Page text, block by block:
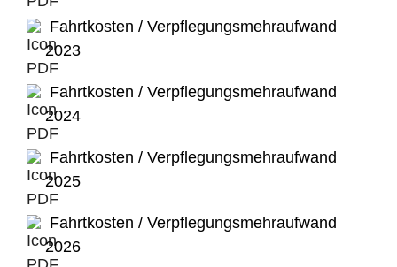
Fahrtkosten / Verpflegungsmehraufwand
2023
Fahrtkosten / Verpflegungsmehraufwand
2024
Fahrtkosten / Verpflegungsmehraufwand
2025
Fahrtkosten / Verpflegungsmehraufwand
2026